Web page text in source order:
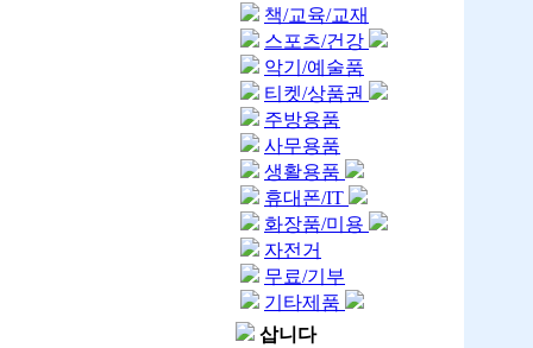
책/교육/교재
스포츠/건강
악기/예술품
티켓/상품권
주방용품
사무용품
생활용품
휴대폰/IT
화장품/미용
자전거
무료/기부
기타제품
삽니다